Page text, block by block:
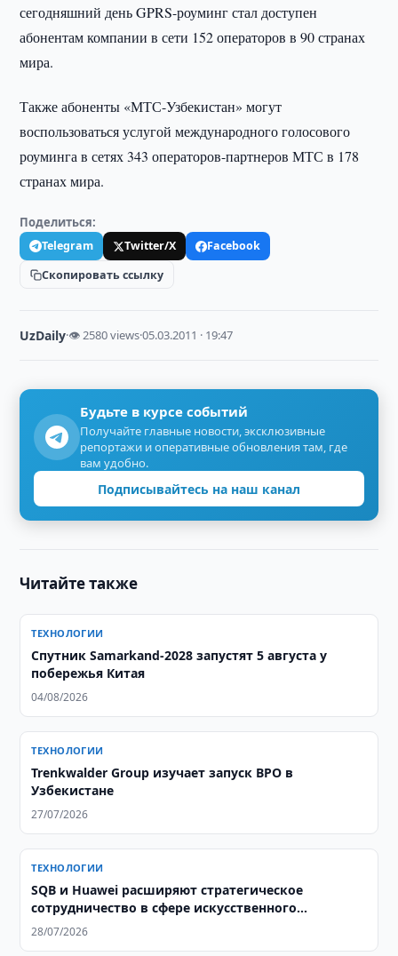
сегодняшний день GPRS-роуминг стал доступен
абонентам компании в сети 152 операторов в 90 странах
мира.
Также абоненты «МТС-Узбекистан» могут
воспользоваться услугой международного голосового
роуминга в сетях 343 операторов-партнеров МТС в 178
странах мира.
Поделиться:
Telegram Twitter/X
Facebook
Скопировать ссылку
UzDaily·👁 2580 views·05.03.2011 · 19:47
Будьте в курсе событий
Получайте главные новости, эксклюзивные
репортажи и оперативные обновления там, где
вам удобно.
Подписывайтесь на наш канал
Читайте также
ТЕХНОЛОГИИ
Спутник Samarkand-2028 запустят 5 августа у
побережья Китая
04/08/2026
ТЕХНОЛОГИИ
Trenkwalder Group изучает запуск BPO в
Узбекистане
27/07/2026
ТЕХНОЛОГИИ
SQB и Huawei расширяют стратегическое
сотрудничество в сфере искусственного
интеллекта
28/07/2026